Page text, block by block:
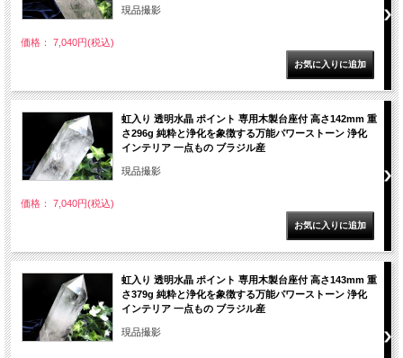
現品撮影
価格： 7,040円(税込)
虹入り 透明水晶 ポイント 専用木製台座付 高さ142mm 重
さ296g 純粋と浄化を象徴する万能パワーストーン 浄化
インテリア 一点もの ブラジル産
現品撮影
価格： 7,040円(税込)
虹入り 透明水晶 ポイント 専用木製台座付 高さ143mm 重
さ379g 純粋と浄化を象徴する万能パワーストーン 浄化
インテリア 一点もの ブラジル産
現品撮影